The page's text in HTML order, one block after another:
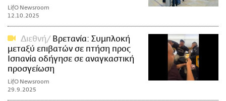
LifO Newsroom
12.10.2025
Διεθνή
Βρετανία: Συμπλοκή
μεταξύ επιβατών σε πτήση προς
Ισπανία οδήγησε σε αναγκαστική
προσγείωση
LifO Newsroom
29.9.2025